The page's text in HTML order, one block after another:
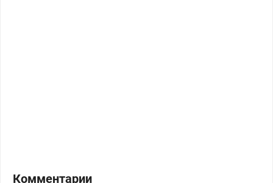
Комментарии